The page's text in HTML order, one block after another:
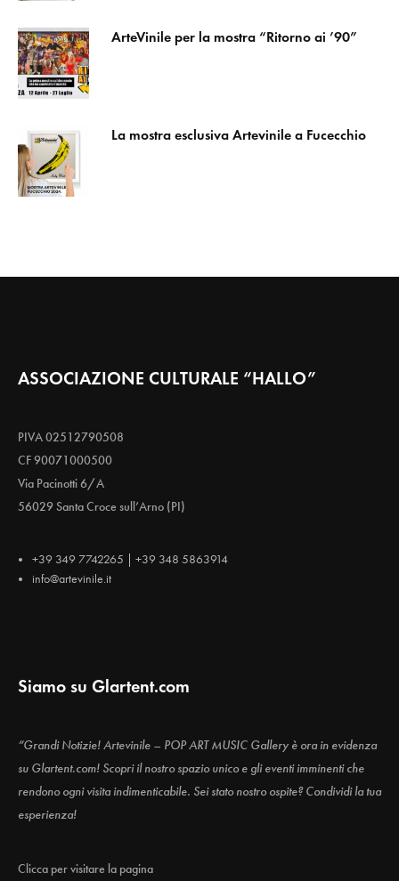
ArteVinile per la mostra “Ritorno ai ’90”
La mostra esclusiva Artevinile a Fucecchio
ASSOCIAZIONE CULTURALE “HALLO”
PIVA 02512790508
CF 90071000500
Via Pacinotti 6/A
56029 Santa Croce sull’Arno (PI)
+39 349 7742265 | +39 348 5863914
info@artevinile.it
Siamo su Glartent.com
“Grandi Notizie! Artevinile – POP ART MUSIC Gallery è ora in evidenza
su Glartent.com! Scopri il nostro spazio unico e gli eventi imminenti che
rendono ogni visita indimenticabile. Sei stato nostro ospite? Condividi la tua
esperienza!
Clicca per visitare la pagina